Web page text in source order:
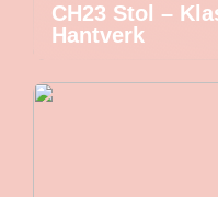
CH23 Stol –
Hantverk